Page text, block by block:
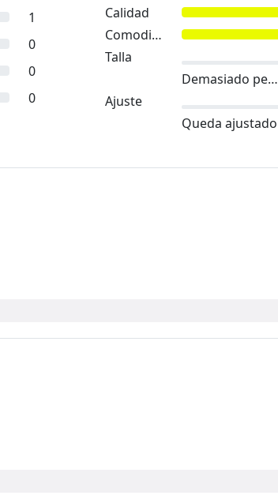
1
0
0
0
Calidad
Comodidad
Talla
Demasiado pequeño
Ajuste
Queda ajustado